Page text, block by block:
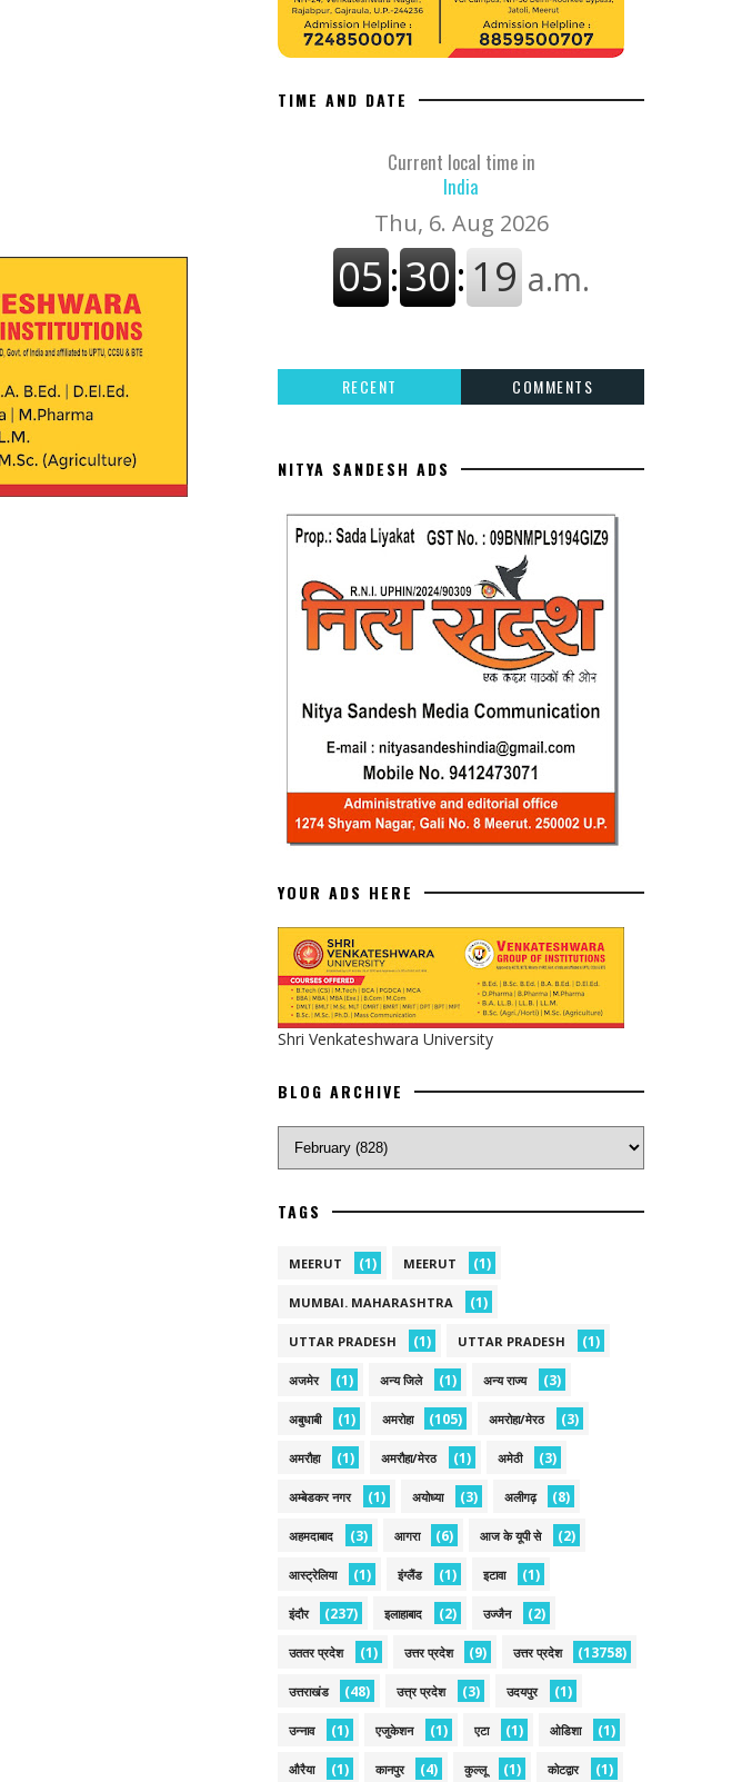
TIME AND DATE
Current local time in
India
RECENT COMMENTS
NITYA SANDESH ADS
YOUR ADS HERE
Shri Venkateshwara University
BLOG ARCHIVE
TAGS
MEERUT (1) MEERUT (1)
MUMBAI. MAHARASHTRA (1)
UTTAR PRADESH (1) UTTAR PRADESH (1)
अजमेर (1) अन्य जिले (1) अन्य राज्य (3)
अबुधाबी (1) अमरोहा (105) अमरोहा/मेरठ (3)
अमरौहा (1) अमरौहा/मेरठ (1) अमेठी (3)
अम्बेडकर नगर (1) अयोध्या (3) अलीगढ़ (8)
अहमदाबाद (3) आगरा (6) आज के यूपी से (2)
आस्ट्रेलिया (1) इंग्लैंड (1) इटावा (1)
इंदौर (237) इलाहाबाद (2) उज्जैन (2)
उततर प्रदेश (1) उत्तर प्रदेश (9) उत्तर प्रदेश (13758)
उत्तराखंड (48) उत्त्र प्रदेश (3) उदयपुर (1)
उन्नाव (1) एजुकेशन (1) एटा (1) ओडिशा (1)
औरैया (1) कानपुर (4) कुल्लू (1) कोटद्वार (1)